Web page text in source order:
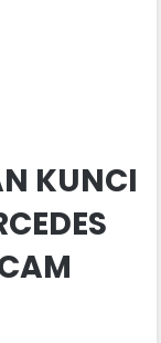
KUNCI